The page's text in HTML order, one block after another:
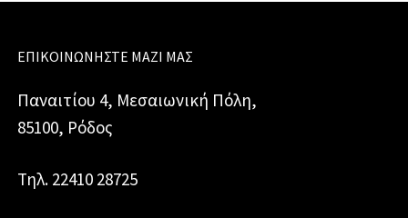
ΕΠΙΚΟΙΝΩΝΉΣΤΕ ΜΑΖΊ ΜΑΣ
Παναιτίου 4, Μεσαιωνική Πόλη,
85100, Ρόδος
Τηλ. 22410 28725